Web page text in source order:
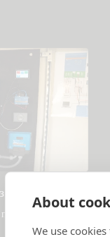
About
We use
за